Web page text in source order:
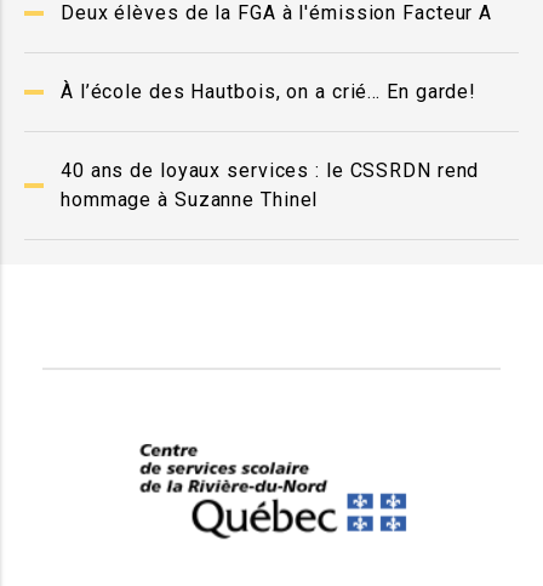
Deux élèves de la FGA à l'émission Facteur A
À l’école des Hautbois, on a crié… En garde!
40 ans de loyaux services : le CSSRDN rend
hommage à Suzanne Thinel